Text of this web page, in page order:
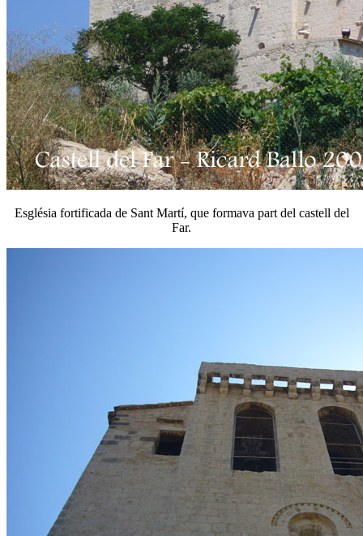
Església fortificada de Sant Martí, que formava part del castell del
Far.